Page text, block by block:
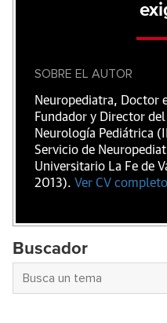
SOBRE EL AUTOR
Neuropediatra, Doctor
Fundador y Director
Neurología Pediátrica
Servicio de
Universitario La Fe de
2013). Ver CV completo
Buscador